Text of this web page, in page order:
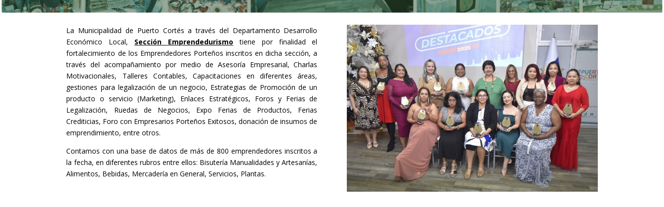
La Municipalidad de Puerto Cortés a través del Departamento Desarrollo
Económico Local, Sección Emprendedurismo
tiene por finalidad el
fortalecimiento de los Emprendedores Porteños inscritos en dicha sección, a
través del acompañamiento por medio de Asesoría Empresarial, Charlas
Motivacionales, Talleres Contables, Capacitaciones en diferentes áreas,
gestiones para legalización de un negocio, Estrategias de Promoción de un
producto o servicio (Marketing), Enlaces Estratégicos, Foros y Ferias de
Legalización, Ruedas de Negocios, Expo Ferias de Productos, Ferias
Crediticias, Foro con Empresarios Porteños Exitosos, donación de insumos de
emprendimiento, entre otros.
Contamos con una base de datos de más de 800 emprendedores inscritos a
la fecha, en diferentes rubros entre ellos: Bisutería Manualidades y Artesanías,
Alimentos, Bebidas, Mercadería en General, Servicios, Plantas.